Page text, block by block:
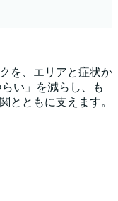
を、エリアと症状か
い」を減らし、も
とともに支えます。